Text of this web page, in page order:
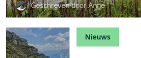
Geschreven door Anne
Nieuws